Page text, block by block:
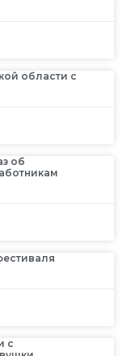
области с
об
с